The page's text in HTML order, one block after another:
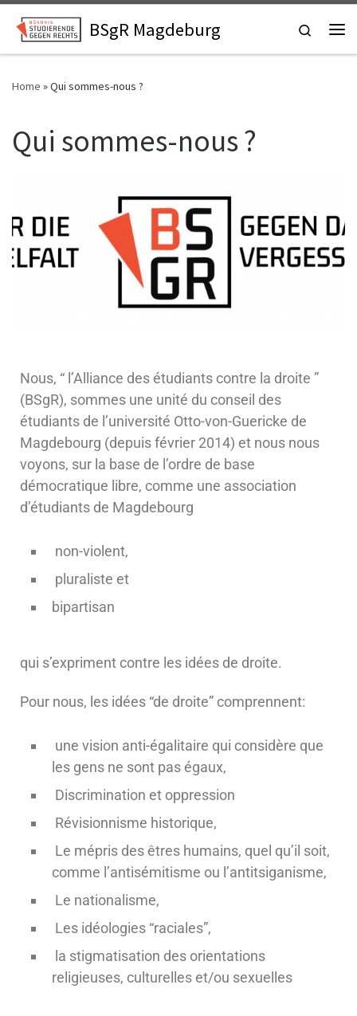
Skip to contentBSgR Magdeburg Search
Home »Qui sommes-nous ?
Qui sommes-nous ?
Nous, “ l’Alliance des étudiants contre la droite ”
(BSgR), sommes une unité du conseil des
étudiants de l’université Otto-von-Guericke de
Magdebourg (depuis février 2014) et nous nous
voyons, sur la base de l’ordre de base
démocratique libre, comme une association
d’étudiants de Magdebourg
non-violent,
pluraliste et
bipartisan
qui s’expriment contre les idées de droite.
Pour nous, les idées “de droite” comprennent:
une vision anti-égalitaire qui considère que
les gens ne sont pas égaux,
Discrimination et oppression
Révisionnisme historique,
Le mépris des êtres humains, quel qu’il soit,
comme l’antisémitisme ou l’antitsiganisme,
Le nationalisme,
Les idéologies “raciales”,
la stigmatisation des orientations
religieuses, culturelles et/ou sexuelles